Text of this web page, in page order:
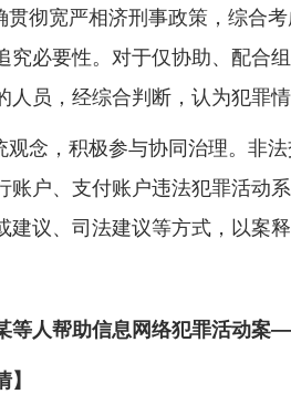
宽严相济刑事政策，综合考
究必要性。对于仅协助、配合
人员，经综合判断，认为犯罪
，积极参与协同治理。非法
账户、支付账户违法犯罪活动
建议、司法建议等方式，以案
人帮助信息网络犯罪活动案